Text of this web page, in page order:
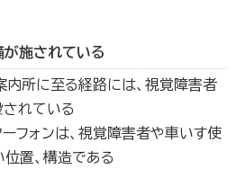
施されている
内所に至る経路には、視覚障害者
されている
フォンは、視覚障害者や車いす使
置、構造である